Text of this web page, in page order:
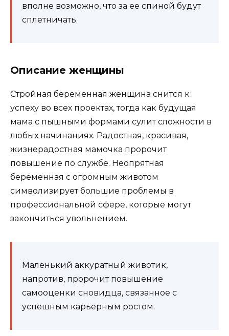
вполне возможно, что за ее спиной будут
сплетничать.
Описание женщины
Стройная беременная женщина снится к
успеху во всех проектах, тогда как будущая
мама с пышными формами сулит сложности в
любых начинаниях. Радостная, красивая,
жизнерадостная мамочка пророчит
повышение по службе. Неопрятная
беременная с огромным животом
символизирует большие проблемы в
профессиональной сфере, которые могут
закончиться увольнением.
Маленький аккуратный животик,
напротив, пророчит повышение
самооценки сновидца, связанное с
успешным карьерным ростом.